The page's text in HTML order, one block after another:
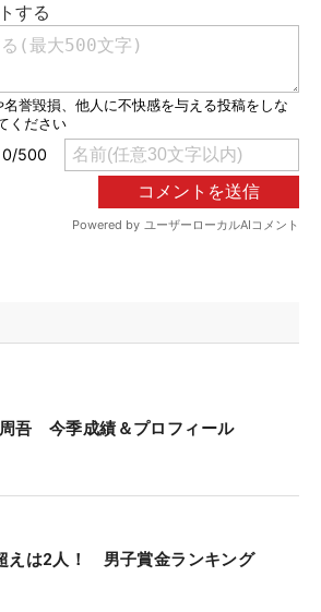
吾 今季成績＆プロフィール
えは2人！ 男子賞金ランキング